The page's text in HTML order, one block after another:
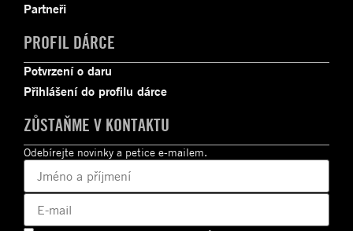
Partneři
PROFIL DÁRCE
Potvrzení o daru
Přihlášení do profilu dárce
ZŮSTAŇME V KONTAKTU
Odebírejte novinky a petice e-mailem.